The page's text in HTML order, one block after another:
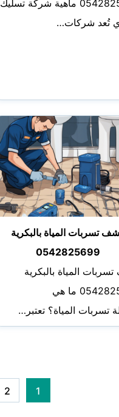
0542825699 ماهية شركة تسليك
تُعد شركات…
تسربات المياة بالبكرية
0542825699
المياة بالبكرية
0542825699 ما هي
تسربات المياة؟ تعتبر…
1
2